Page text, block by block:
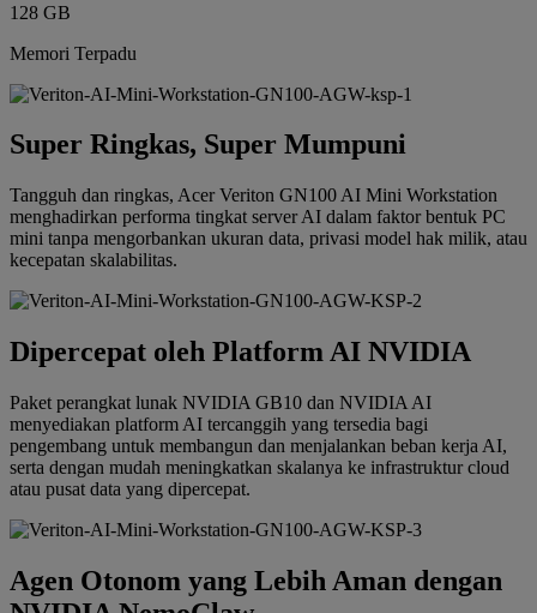
128 GB
Memori Terpadu
Super Ringkas, Super Mumpuni
Tangguh dan ringkas, Acer Veriton GN100 AI Mini Workstation
menghadirkan performa tingkat server AI dalam faktor bentuk PC
mini tanpa mengorbankan ukuran data, privasi model hak milik, atau
kecepatan skalabilitas.
Dipercepat oleh Platform AI NVIDIA
Paket perangkat lunak NVIDIA GB10 dan NVIDIA AI
menyediakan platform AI tercanggih yang tersedia bagi
pengembang untuk membangun dan menjalankan beban kerja AI,
serta dengan mudah meningkatkan skalanya ke infrastruktur cloud
atau pusat data yang dipercepat.
Agen Otonom yang Lebih Aman dengan